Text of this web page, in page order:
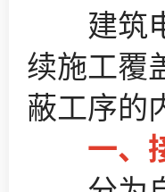
建筑电
续施工覆
蔽工序的
一、接